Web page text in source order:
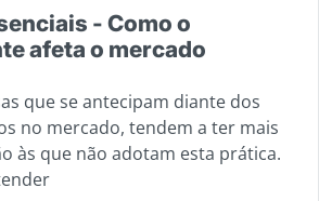
- Como o
afeta o mercado
que se antecipam diante dos
no mercado, tendem a ter mais
às que não adotam esta prática.